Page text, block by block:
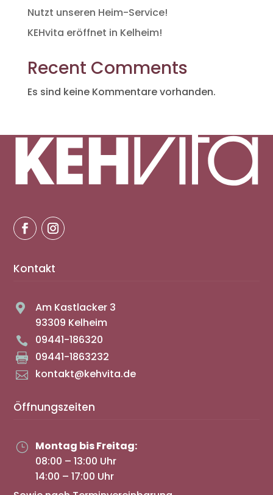
Nutzt unseren Heim-Service!
KEHvita eröffnet in Kelheim!
Recent Comments
Es sind keine Kommentare vorhanden.
Kontakt

Am Kastlacker 3
93309 Kelheim
 09441-186320
 09441-1863232
 kontakt@kehvita.de
Öffnungszeiten
}
Montag bis Freitag:
08:00 – 13:00 Uhr
14:00 – 17:00 Uhr